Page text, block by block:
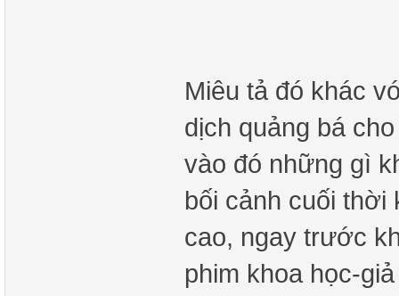
Miêu tả đó khác
dịch quảng bá
vào đó những gì
bối cảnh cuối thời
cao, ngay trước
phim khoa học-